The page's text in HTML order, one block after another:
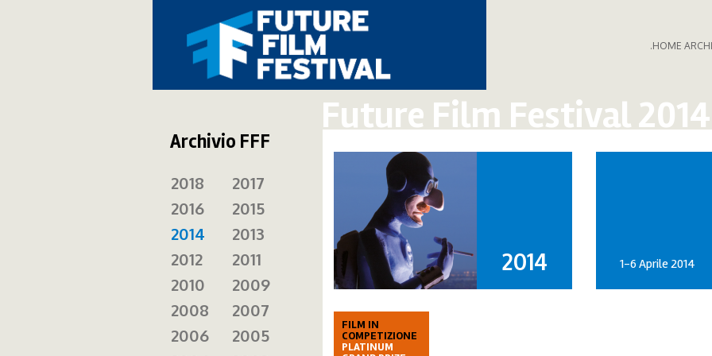
.HOME
Future Film Festival 2014
2014 1-6 Aprile 2014
FILM IN
COMPETIZIONE
PLATINUM
Archivio FFF
2018
2017
2016
2015
2014
2013
2012
2011
2010
2009
2008
2007
2006
2005